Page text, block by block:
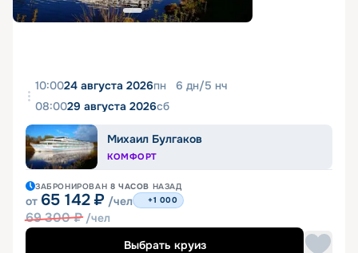
10:0024 августа 2026пн 6 дн/5 нч
08:0029 августа 2026сб
Михаил Булгаков
КОМФОРТ
ЗАБРОНИРОВАН 8 ЧАСОВ НАЗАД
от 65 142 ₽ /чел
69 300₽ /чел
+1 000
Выбрать круиз